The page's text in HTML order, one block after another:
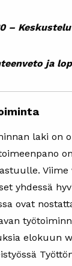
–
ja
laki on
Viime
yhdessä
ovat
elokuun